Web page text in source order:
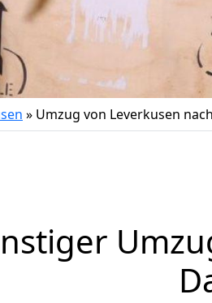
» Umzug von Leverkusen